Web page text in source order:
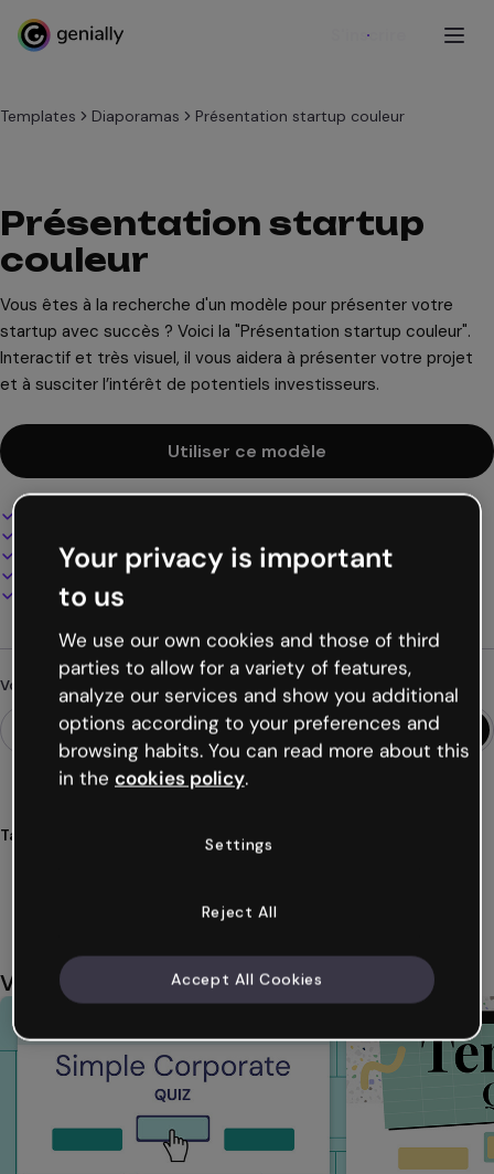
S'inscrire
Templates Diaporamas Présentation startup couleur
Présentation startup
couleur
Vous êtes à la recherche d'un modèle pour présenter votre
startup avec succès ? Voici la "Présentation startup couleur".
Interactif et très visuel, il vous aidera à présenter votre projet
et à susciter l’intérêt de potentiels investisseurs.
Utiliser ce modèle
Ajoutez audio, vidéo et multimédia
Présentez, partagez ou publiez en ligne
Téléchargez en PDF, MP4 et autres formats
Vous cherchez autre chose ?
Tags
couleurs
Vous aimerez aussi
Your privacy is important
to us
We use our own cookies and those of third
parties to allow for a variety of features,
analyze our services and show you additional
options according to your preferences and
browsing habits. You can read more about this
in the cookies policy.
Settings
Reject All
Accept All Cookies